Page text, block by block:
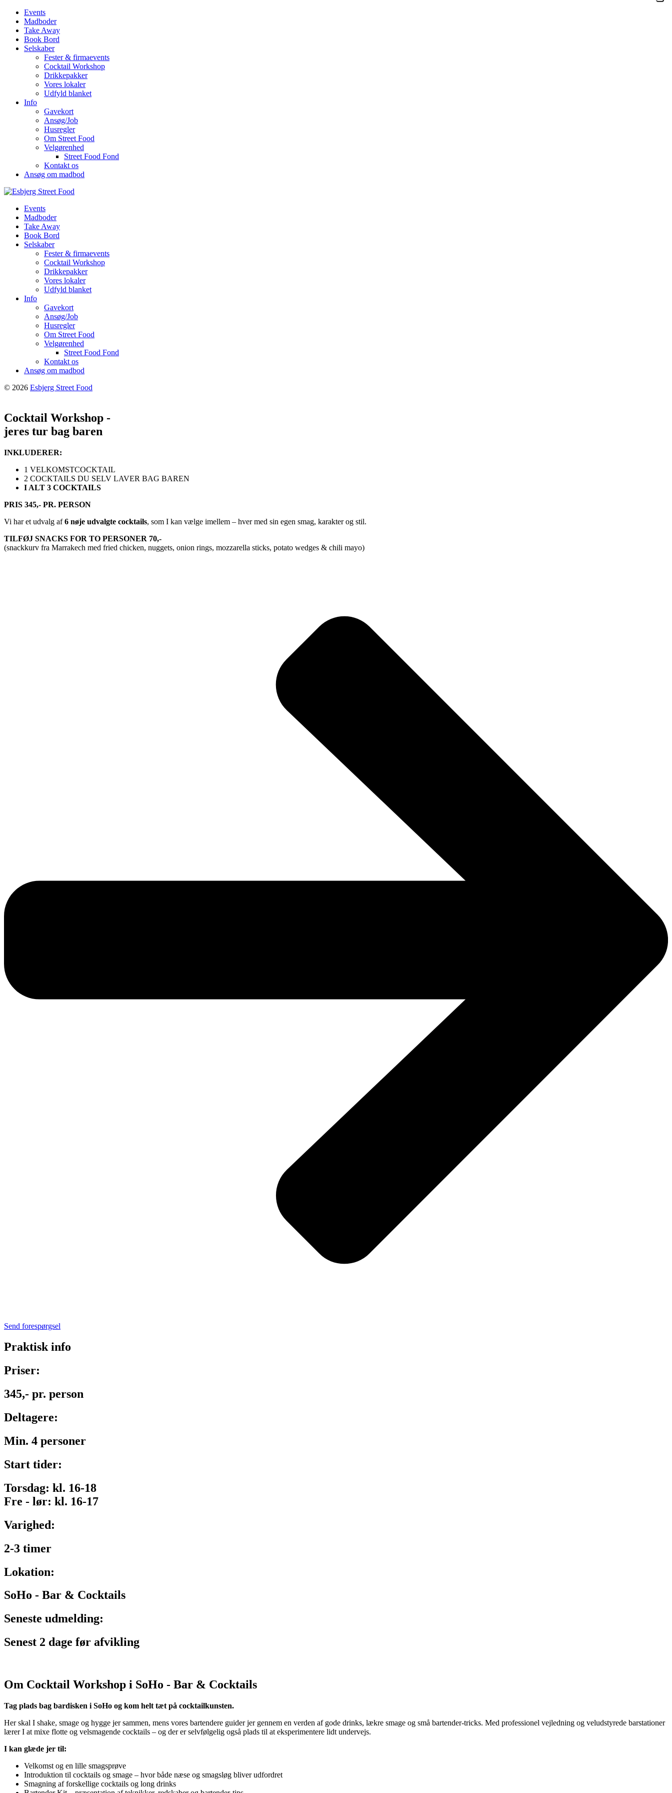
Events
Madboder
Take Away
Book Bord
Selskaber
Fester & firmaevents
Cocktail Workshop
Drikkepakker
Vores lokaler
Udfyld blanket
Info
Gavekort
Ansøg/Job
Husregler
Om Street Food
Velgørenhed
Street Food Fond
Kontakt os
Ansøg om madbod
Events
Madboder
Take Away
Book Bord
Selskaber
Fester & firmaevents
Cocktail Workshop
Drikkepakker
Vores lokaler
Udfyld blanket
Info
Gavekort
Ansøg/Job
Husregler
Om Street Food
Velgørenhed
Street Food Fond
Kontakt os
Ansøg om madbod
© 2026 Esbjerg Street Food
Cocktail Workshop -
jeres tur bag baren
INKLUDERER:
1 VELKOMSTCOCKTAIL
2 COCKTAILS DU SELV LAVER BAG BAREN
I ALT 3 COCKTAILS
PRIS 345,- PR. PERSON
Vi har et udvalg af6 nøje udvalgte cocktails, som I kan vælge imellem – hver med sin egen smag, karakter og stil.
TILFØJ SNACKS FOR TO PERSONER 70,-
(snackkurv fra Marrakech med fried chicken, nuggets, onion rings, mozzarella sticks, potato wedges & chili mayo)
Send forespørgsel
Praktisk info
Priser:
345,- pr. person
Deltagere:
Min. 4 personer
Start tider:
Torsdag: kl. 16-18
Fre - lør: kl. 16-17
Varighed:
2-3 timer
Lokation:
SoHo - Bar & Cocktails
Seneste udmelding:
Senest 2 dage før afvikling
Om Cocktail Workshop i SoHo - Bar & Cocktails
Tag plads bag bardisken i SoHo og kom helt tæt på cocktailkunsten.
Her skal I shake, smage og hygge jer sammen, mens vores bartendere guider jer gennem en verden af gode drinks, lækre smage og små bartender-tricks. Med professionel vejledning og veludstyrede barstationer
lærer I at mixe flotte og velsmagende cocktails – og der er selvfølgelig også plads til at eksperimentere lidt undervejs.
I kan glæde jer til:
Velkomst og en lille smagsprøve
Introduktion til cocktails og smage – hvor både næse og smagsløg bliver udfordret
Smagning af forskellige cocktails og long drinks